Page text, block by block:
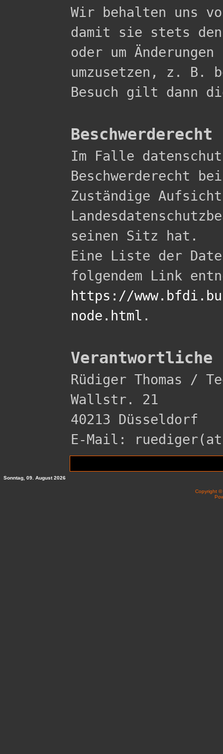
Wir behalten uns
damit sie stets
oder um
umzusetzen, z. B.
Besuch gilt dann
Im Falle
Beschwerderecht
Zuständige
seinen Sitz hat.
Eine Liste der
https://
node.html .
Rüdiger Thomas /
Wallstr. 21
40213 Düsseldorf
E-Mail:
Sonntag, 09. August 2026
Copyright